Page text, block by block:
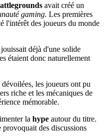
avait créé un
gaming. Les premières
l'intérêt des joueurs du monde
déjà d'une solide
étaient donc naturellement
dévoilées, les joueurs ont pu
riche et les mécaniques de
mémorable.
la hype autour du titre.
des discussions